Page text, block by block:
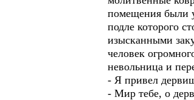
помещения были
подле которого
изысканными
человек
невольница и
- Я привел
- Мир тебе, о